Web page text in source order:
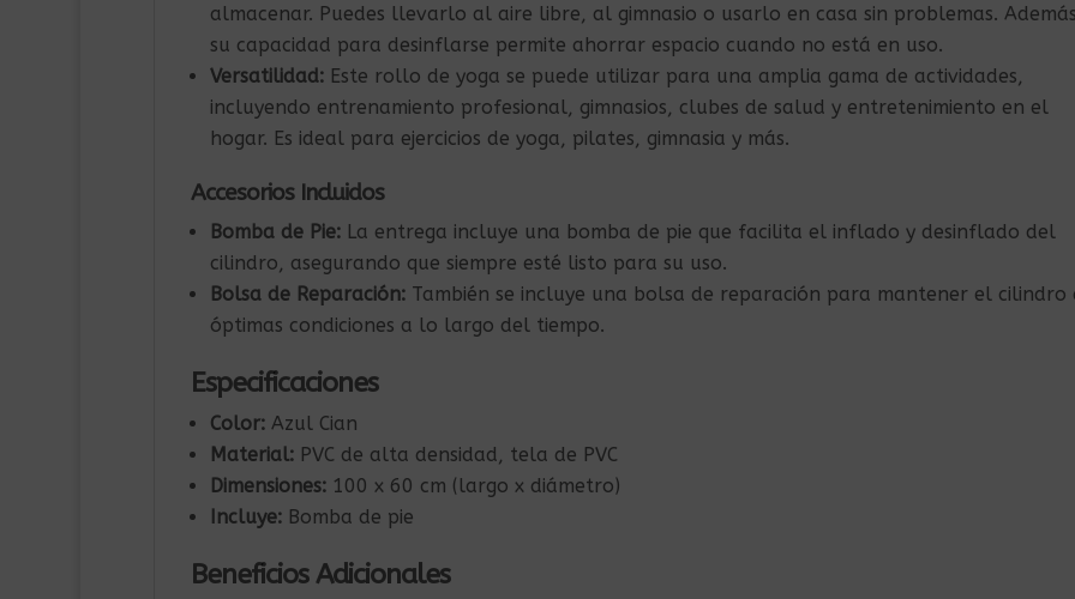
almacenar. Puedes llevarlo al aire libre, al gimnasio o usarlo en casa sin problemas.
su capacidad para desinflarse permite ahorrar espacio cuando no está en uso.
Versatilidad:Este rollo de yoga se puede utilizar para una amplia gama de actividades,
incluyendo entrenamiento profesional, gimnasios, clubes de salud y entretenimiento en el
hogar. Es ideal para ejercicios de yoga, pilates, gimnasia y más.
Accesorios Incluidos
Bomba de Pie:La entrega incluye una bomba de pie que facilita el inflado y desinflado del
cilindro, asegurando que siempre esté listo para su uso.
Bolsa de Reparación:También se incluye una bolsa de reparación para mantener el cilindro
óptimas condiciones a lo largo del tiempo.
Especificaciones
Color:Azul Cian
Material:PVC de alta densidad, tela de PVC
Dimensiones:100 x 60 cm (largo x diámetro)
Incluye:Bomba de pie
Beneficios Adicionales